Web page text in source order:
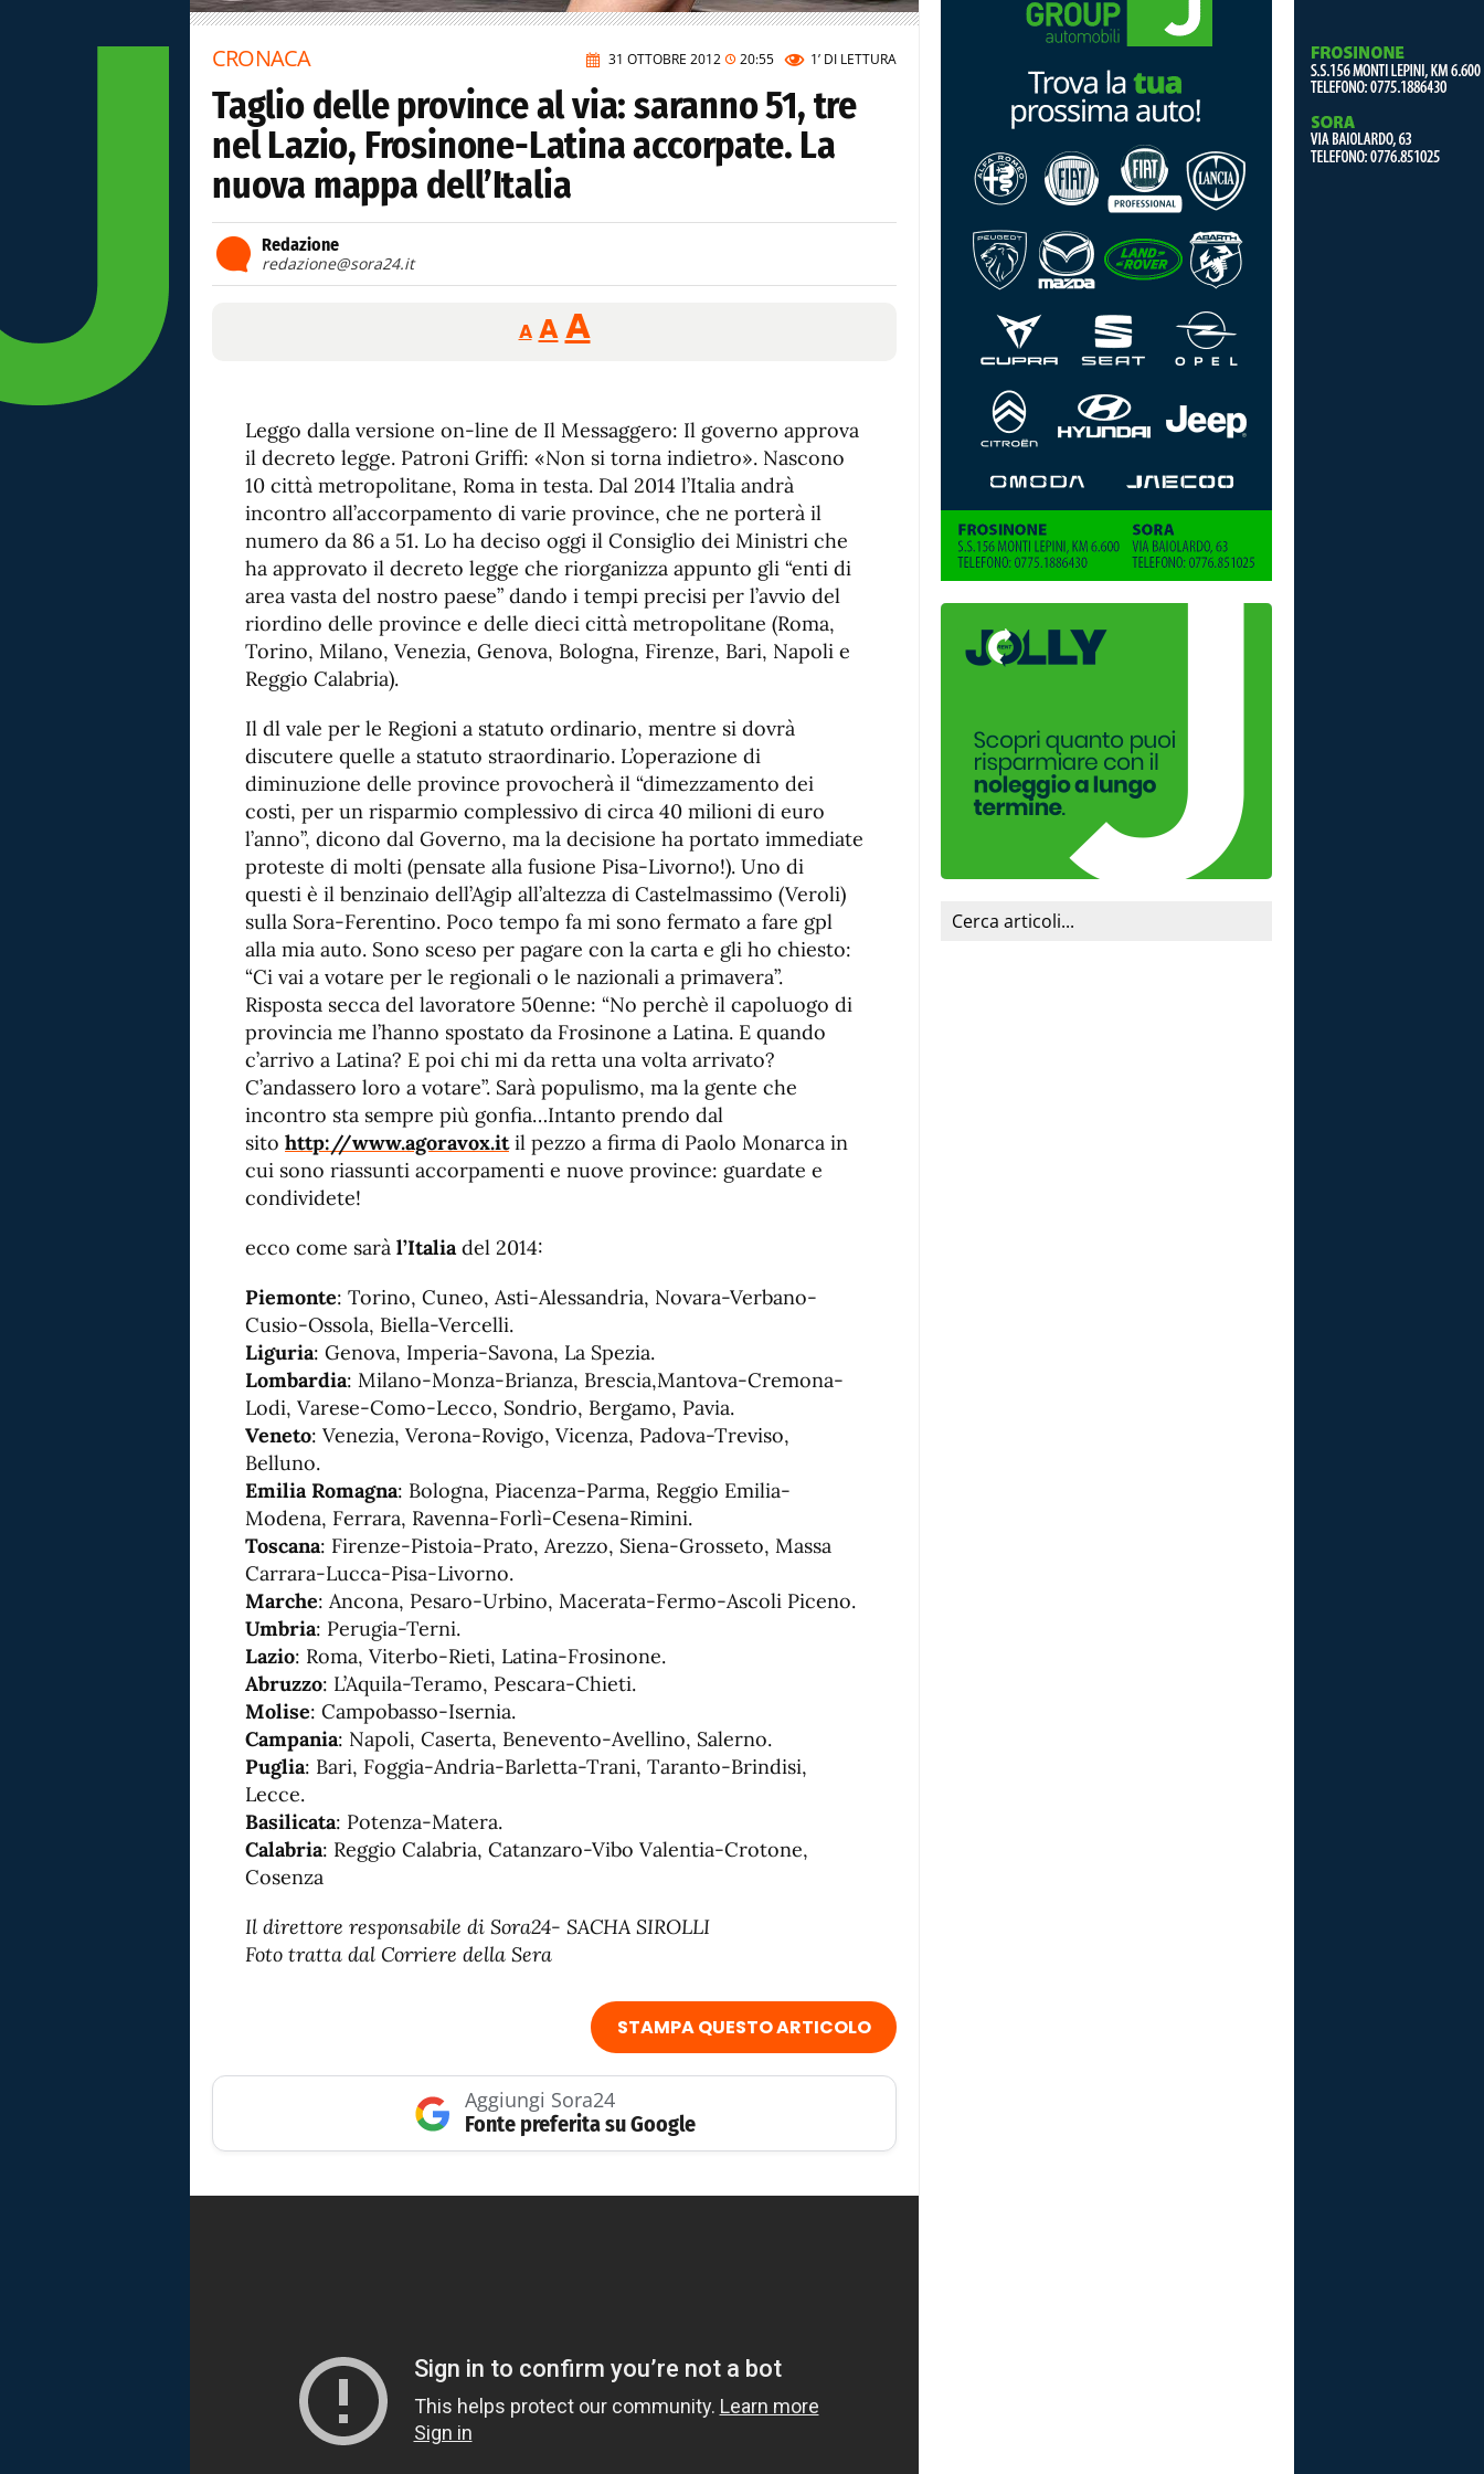
31 OTTOBRE 2012 20:55 1’ DI LETTURA
CRONACA
Taglio delle province al via: saranno 51, tre
nel Lazio, Frosinone-Latina accorpate. La
nuova mappa dell’Italia
Redazione
redazione@sora24.it
A
Reducir
tamaño
A Restablecer
tamaño
fuente
AAumentar
de
fuente.
Leggo dalla versione on-line de Il Messaggero: Il governo approva
il decreto legge. Patroni Griffi: «Non si torna indietro». Nascono
10 città metropolitane, Roma in testa. Dal 2014 l’Italia andrà
incontro all’accorpamento di varie province, che ne porterà il
numero da 86 a 51. Lo ha deciso oggi il Consiglio dei Ministri che
ha approvato il decreto legge che riorganizza appunto gli “enti di
area vasta del nostro paese” dando i tempi precisi per l’avvio del
riordino delle province e delle dieci città metropolitane (Roma,
Torino, Milano, Venezia, Genova, Bologna, Firenze, Bari, Napoli e
Reggio Calabria).
Il dl vale per le Regioni a statuto ordinario, mentre si dovrà
discutere quelle a statuto straordinario. L’operazione di
diminuzione delle province provocherà il “dimezzamento dei
costi, per un risparmio complessivo di circa 40 milioni di euro
l’anno”, dicono dal Governo, ma la decisione ha portato immediate
proteste di molti (pensate alla fusione Pisa-Livorno!). Uno di
questi è il benzinaio dell’Agip all’altezza di Castelmassimo (Veroli)
sulla Sora-Ferentino. Poco tempo fa mi sono fermato a fare gpl
alla mia auto. Sono sceso per pagare con la carta e gli ho chiesto:
“Ci vai a votare per le regionali o le nazionali a primavera”.
Risposta secca del lavoratore 50enne: “No perchè il capoluogo di
provincia me l’hanno spostato da Frosinone a Latina. E quando
c’arrivo a Latina? E poi chi mi da retta una volta arrivato?
C’andassero loro a votare”. Sarà populismo, ma la gente che
incontro sta sempre più gonfia…Intanto prendo dal
sito http://www.agoravox.itil pezzo a firma di Paolo Monarca in
cui sono riassunti accorpamenti e nuove province: guardate e
condividete!
ecco come sarà l’Italiadel 2014:
Piemonte: Torino, Cuneo, Asti-Alessandria, Novara-Verbano-
Cusio-Ossola, Biella-Vercelli.
Liguria: Genova, Imperia-Savona, La Spezia.
Lombardia: Milano-Monza-Brianza, Brescia,Mantova-Cremona-
Lodi, Varese-Como-Lecco, Sondrio, Bergamo, Pavia.
Veneto: Venezia, Verona-Rovigo, Vicenza, Padova-Treviso,
Belluno.
Emilia Romagna: Bologna, Piacenza-Parma, Reggio Emilia-
Modena, Ferrara, Ravenna-Forlì-Cesena-Rimini.
Toscana: Firenze-Pistoia-Prato, Arezzo, Siena-Grosseto, Massa
Carrara-Lucca-Pisa-Livorno.
Marche: Ancona, Pesaro-Urbino, Macerata-Fermo-Ascoli Piceno.
Umbria: Perugia-Terni.
Lazio: Roma, Viterbo-Rieti, Latina-Frosinone.
Abruzzo: L’Aquila-Teramo, Pescara-Chieti.
Molise: Campobasso-Isernia.
Campania: Napoli, Caserta, Benevento-Avellino, Salerno.
Puglia: Bari, Foggia-Andria-Barletta-Trani, Taranto-Brindisi,
Lecce.
Basilicata: Potenza-Matera.
Calabria: Reggio Calabria, Catanzaro-Vibo Valentia-Crotone,
Cosenza
Il direttore responsabile di Sora24- SACHA SIROLLI
Foto tratta dal Corriere della Sera
STAMPA QUESTO ARTICOLO
Aggiungi Sora24
Fonte preferita su Google